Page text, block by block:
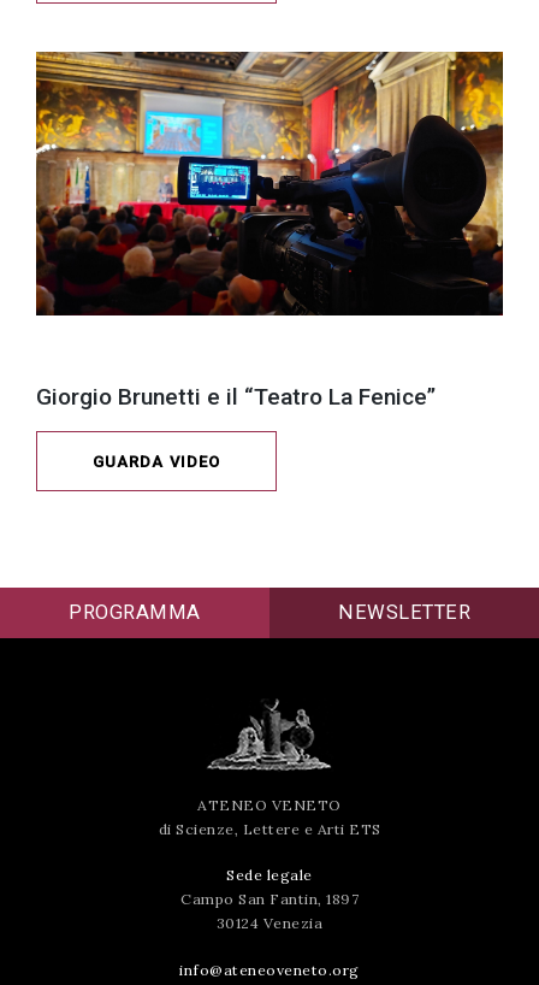
Giorgio Brunetti e il “Teatro La Fenice”
GUARDA VIDEO
PROGRAMMA NEWSLETTER
ATENEO VENETO
di Scienze, Lettere e Arti ETS
Sede legale
Campo San Fantin, 1897
30124 Venezia
info@ateneoveneto.org